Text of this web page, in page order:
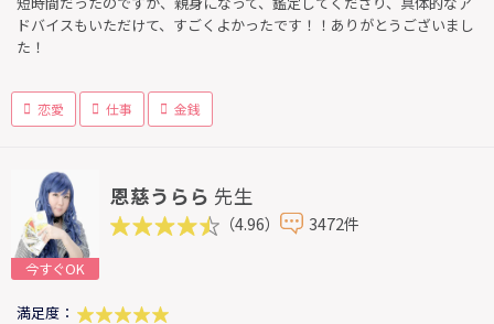
ドバイスもいただけて、すごくよかったです！！ありがとうございまし
た！
恋愛 仕事 金銭
今すぐOK
恩慈うらら 先生
（4.96） 3472件
満足度：